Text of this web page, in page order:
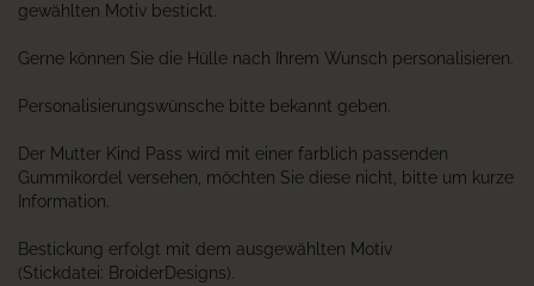
gewählten Motiv bestickt.
Gerne können Sie die Hülle nach Ihrem Wunsch personalisieren.
Personalisierungswünsche bitte bekannt geben.
Der Mutter Kind Pass wird mit einer farblich passenden
Gummikordel versehen, möchten Sie diese nicht, bitte um kurze
Information.
Bestickung erfolgt mit dem ausgewählten Motiv
(Stickdatei: BroiderDesigns).